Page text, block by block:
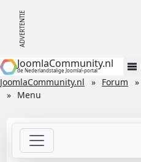
JoomlaCommunity.nl
de Nederlandstalige Joomla!-portal
JoomlaCommunity.nl Forum
Menu